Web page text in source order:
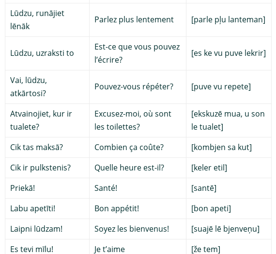
Lūdzu, runājiet
lēnāk
Parlez plus lentement [parle pļu lanteman]
Lūdzu, uzraksti to
Est-ce que vous pouvez
l’écrire?
[es ke vu puve lekrir]
Vai, lūdzu,
atkārtosi?
Pouvez-vous répéter? [puve vu repete]
Atvainojiet, kur ir
tualete?
Excusez-moi, où sont
les toilettes?
[ekskuzē mua, u son
le tualet]
Cik tas maksā?
Combien ça coûte?
[kombjen sa kut]
Cik ir pulkstenis?
Quelle heure est-il?
[keler etil]
Priekā!
Santé!
[santē]
Labu apetīti!
Bon appétit!
[bon apeti]
Laipni lūdzam!
Soyez les bienvenus!
[suajē lē bjenveņu]
Es tevi mīlu!
Je t’aime
[že tem]